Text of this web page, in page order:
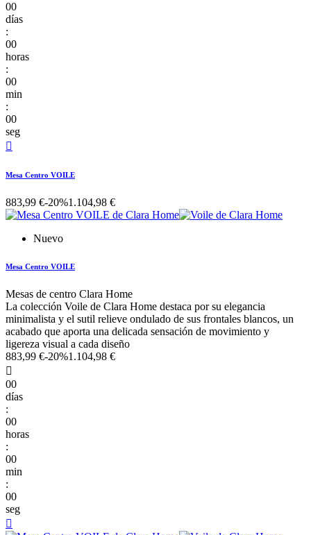
00
días
:
00
horas
:
00
min
:
00
seg

Mesa Centro VOILE
883,99 €-20%1.104,98 €
Nuevo
Mesa Centro VOILE
Mesas de centro Clara Home
La colección Voile de Clara Home destaca por su elegancia
minimalista y el sutil relieve ondulado de sus frontales blancos, un
acabado que aporta una delicada sensación de movimiento y
ligereza visual a cada diseño
883,99 €-20%1.104,98 €

00
días
:
00
horas
:
00
min
:
00
seg
